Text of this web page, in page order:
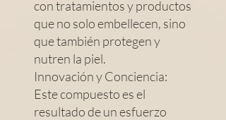
con tratamientos y productos
que no solo embellecen, sino
que también protegen y
nutren la piel.
Innovación y Conciencia:
Este compuesto es el
resultado de un esfuerzo